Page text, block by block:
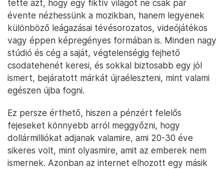
tette azt, hogy egy fiktív világot ne csak pár
évente nézhessünk a mozikban, hanem legyenek
különböző leágazásai tévésorozatos, videójátékos
vagy éppen képregényes formában is. Minden nagy
stúdió és cég a saját, végtelenségig fejhető
csodatehenét keresi, és sokkal biztosabb egy jól
ismert, bejáratott márkát újraéleszteni, mint valami
egészen újba fogni.
Ez persze érthető, hiszen a pénzért felelős
fejeseket könnyebb arról meggyőzni, hogy
dollármilliókat adjanak valamire, ami 20-30 éve
sikeres volt, mint olyasmire, amit az emberek nem
ismernek. Azonban az internet elhozott egy másik